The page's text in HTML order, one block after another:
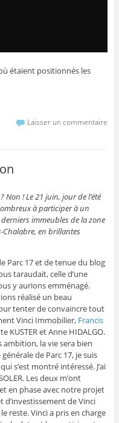
étaient positionnés les
Laisser un commentaire
! Le 21 juin, jour de l’été
à participer à un
immeubles de la zone
Chalabre, en brillantes
Parc 17 et de tenue du blog
taraudait, celle d’une
y aurions emménagé.
réalisé un beau
tenter de convaincre tout
Vinci Immobilier, Francis
KUSTER et Anne HIDALGO.
ambition, la vie sera bien
de Parc 17, je suis
s’est montré intéressé. J’ai
Les deux m’ont
en phase avec notre projet
d’investissement de Vinci
reste. Vinci a pris en charge